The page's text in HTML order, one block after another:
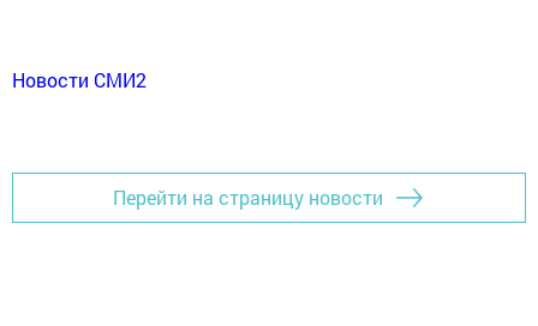
Новости СМИ2
Перейти на страницу новости